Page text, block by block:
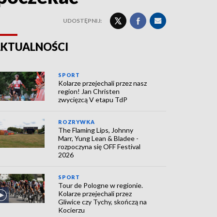
UDOSTĘPNIJ:
SPORT
Kolarze przejechali przez nasz
region! Jan Christen
zwycięzcą V etapu TdP
ROZRYWKA
The Flaming Lips, Johnny
Marr, Yung Lean & Bladee -
rozpoczyna się OFF Festival
2026
SPORT
Tour de Pologne w regionie.
Kolarze przejechali przez
Gliwice czy Tychy, skończą na
Kocierzu